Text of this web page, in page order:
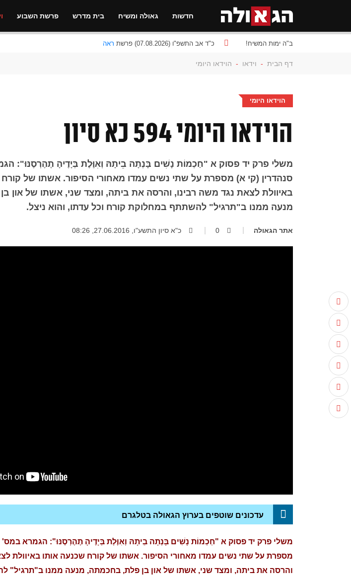
חדשות גאולה ומשיח בית מדרש פרשת השבוע
ב"ה ימות המשיח! כ"ד אב התשפ"ו (07.08.2026) פרשת ראה
דף הבית - וידאו - הוידאו היומי
הוידאו היומי
הוידאו היומי 594 כא סיון
משלי פרק יד פסוק א "חַכְמוֹת נָשִׁים בָּנְתָה בֵיתָהּ וְאִוֶּלֶת בְּיָדֶיהָ תֶהֶרְסֶנּוּ":
סנהדרין (קי א) מספרת על שתי נשים עמדו מאחורי הסיפור. אשתו של
באיוולת לצאת נגד משה רבינו, והרסה את ביתה, ומצד שני, אשתו של און
מנעה ממנו ב"תרגיל" להשתתף במחלוקת קורח וכל עדתו, והוא ניצל.
אתר הגאולה 0 כ"א סיון התשע"ו, 27.06.2016, 08:26
עדכונים שוטפים בערוץ הגאולה בטלגרם
משלי פרק יד פסוק א "חַכְמוֹת נָשִׁים בָּנְתָה בֵיתָהּ וְאִוֶּלֶת בְּיָדֶיהָ תֶהֶרְסֶנּוּ": הגמרא במס'
מספרת על שתי נשים עמדו מאחורי הסיפור. אשתו של קורח שכנעה אותו באיוולת
והרסה את ביתה, ומצד שני, אשתו של און בן פלת, בחכמתה, מנעה ממנו ב"תרגיל"